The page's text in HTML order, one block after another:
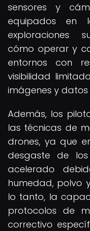
sensores y
equipados en
exploraciones
cómo operar y
entornos con
visibilidad
imágenes y
Además, los
las técnicas de
drones, ya que
desgaste de
acelerado
humedad, polvo
lo tanto, la
protocolos de
correctivo